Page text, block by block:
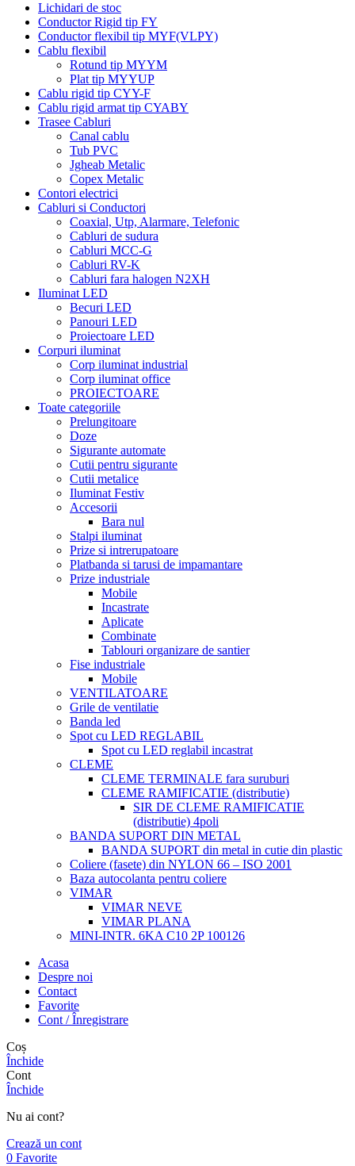
Lichidari de stoc
Conductor Rigid tip FY
Conductor flexibil tip MYF(VLPY)
Cablu flexibil
Rotund tip MYYM
Plat tip MYYUP
Cablu rigid tip CYY-F
Cablu rigid armat tip CYABY
Trasee Cabluri
Canal cablu
Tub PVC
Jgheab Metalic
Copex Metalic
Contori electrici
Cabluri si Conductori
Coaxial, Utp, Alarmare, Telefonic
Cabluri de sudura
Cabluri MCC-G
Cabluri RV-K
Cabluri fara halogen N2XH
Iluminat LED
Becuri LED
Panouri LED
Proiectoare LED
Corpuri iluminat
Corp iluminat industrial
Corp iluminat office
PROIECTOARE
Toate categoriile
Prelungitoare
Doze
Sigurante automate
Cutii pentru sigurante
Cutii metalice
Iluminat Festiv
Accesorii
Bara nul
Stalpi iluminat
Prize si intrerupatoare
Platbanda si tarusi de impamantare
Prize industriale
Mobile
Incastrate
Aplicate
Combinate
Tablouri organizare de santier
Fise industriale
Mobile
VENTILATOARE
Grile de ventilatie
Banda led
Spot cu LED REGLABIL
Spot cu LED reglabil incastrat
CLEME
CLEME TERMINALE fara suruburi
CLEME RAMIFICATIE (distributie)
SIR DE CLEME RAMIFICATIE
(distributie) 4poli
BANDA SUPORT DIN METAL
BANDA SUPORT din metal in cutie din plastic
Coliere (fasete) din NYLON 66 – ISO 2001
Baza autocolanta pentru coliere
VIMAR
VIMAR NEVE
VIMAR PLANA
MINI-INTR. 6KA C10 2P 100126
Acasa
Despre noi
Contact
Favorite
Cont / Înregistrare
Coș
Închide
Cont
Închide
Nu ai cont?
Crează un cont
0 Favorite